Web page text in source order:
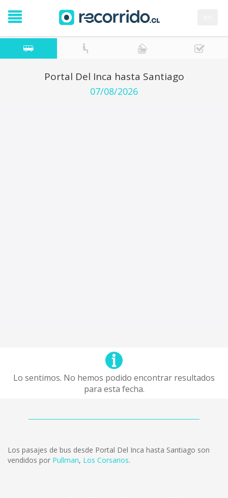
Portal Del Inca hasta Santiago
07/08/2026
Lo sentimos. No hemos podido encontrar resultados
para esta fecha.
Los pasajes de bus desde Portal Del Inca hasta Santiago son
vendidos por Pullman, Los Corsarios.